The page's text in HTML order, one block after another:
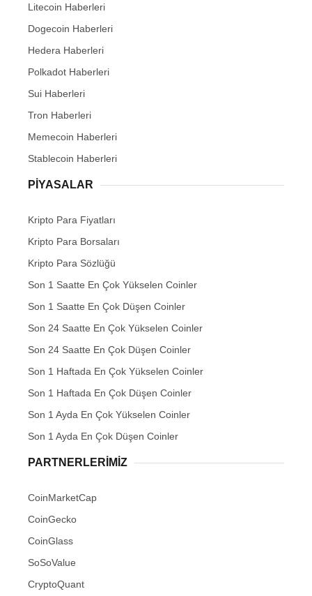
Litecoin Haberleri
Dogecoin Haberleri
Hedera Haberleri
Polkadot Haberleri
Sui Haberleri
Tron Haberleri
Memecoin Haberleri
Stablecoin Haberleri
PIYASALAR
Kripto Para Fiyatları
Kripto Para Borsaları
Kripto Para Sözlüğü
Son 1 Saatte En Çok Yükselen Coinler
Son 1 Saatte En Çok Düşen Coinler
Son 24 Saatte En Çok Yükselen Coinler
Son 24 Saatte En Çok Düşen Coinler
Son 1 Haftada En Çok Yükselen Coinler
Son 1 Haftada En Çok Düşen Coinler
Son 1 Ayda En Çok Yükselen Coinler
Son 1 Ayda En Çok Düşen Coinler
PARTNERLERIMIZ
CoinMarketCap
CoinGecko
CoinGlass
SoSoValue
CryptoQuant